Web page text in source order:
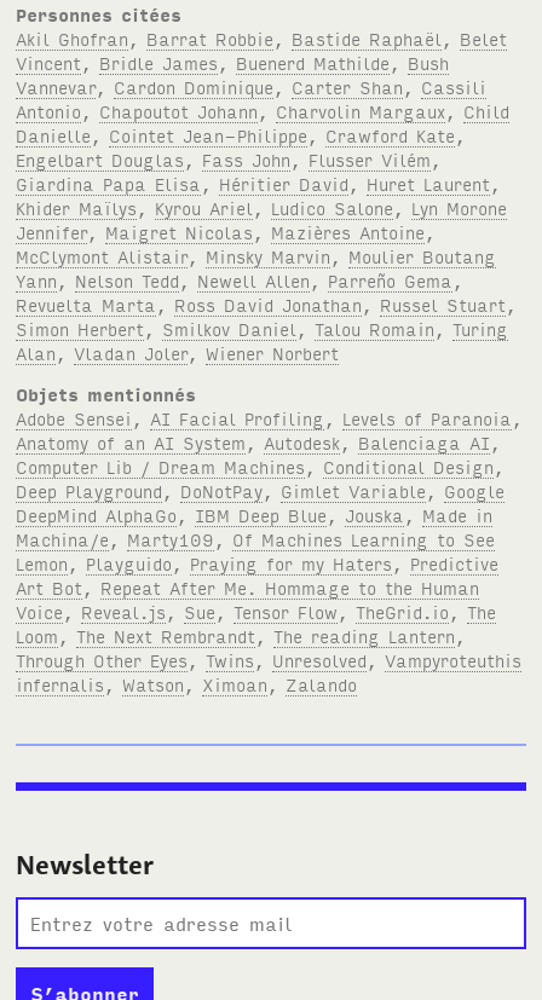
Personnes citées
Akil Ghofran
Barrat Robbie Bastide Raphaël
Belet
Vincent
Bridle James Buenerd Mathilde
Bush
Vannevar, Cardon Dominique Carter Shan
Cassili
Antonio
Chapoutot Johann Charvolin Margaux
Child
Danielle
Cointet Jean-Philippe Crawford Kate
Engelbart Douglas
Fass John Flusser Vilém
Giardina Papa Elisa
Héritier David Huret Laurent
Khider Maïlys
Kyrou Ariel Ludico Salone
Lyn Morone
Jennifer, Maigret Nicolas Mazières Antoine
McClymont Alistair, Minsky Marvin
Moulier Boutang
Yann
Nelson Tedd Newell Allen Parreño Gema
Revuelta Marta
Ross David Jonathan Russel Stuart
Simon Herbert
Smilkov Daniel ,Talou Romain ,Turing
Alan ,Vladan Joler,Wiener Norbert
Objets mentionnés
Adobe Sensei
AI Facial Profiling Levels of Paranoia
Anatomy of an AI System
Autodesk Balenciaga AI
Computer Lib / Dream Machines
Conditional Design
Deep Playground
DoNotPay Gimlet Variable
Google
DeepMind AlphaGo
IBM Deep Blue Jouska
Made in
Machina/e
Marty109
Of Machines Learning to See
Lemon
Playguido Praying for my Haters
Predictive
Art Bot
Repeat After Me. Hommage to the Human
Voice
Reveal.js Sue ,Tensor Flow ,TheGrid.io ,The
Loom ,The Next Rembrandt ,The reading Lantern
Through Other Eyes ,Twins Unresolved ,Vampyroteuthis
infernalis ,Watson Ximoan Zalando
Newsletter